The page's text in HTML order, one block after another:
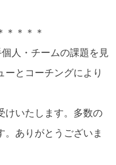
＊＊＊＊
人・チームの課題を見
ーとコーチングにより
けいたします。多数の
。ありがとうございま